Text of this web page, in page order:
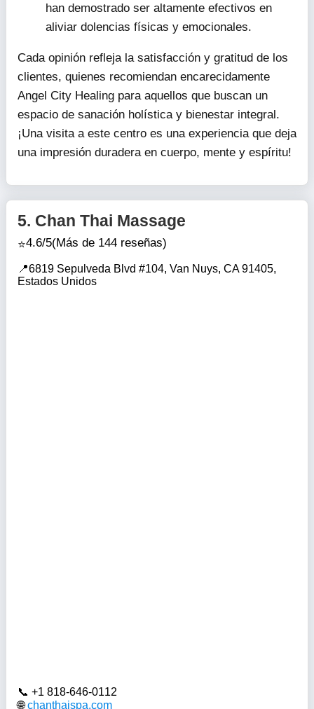
han demostrado ser altamente efectivos en
aliviar dolencias físicas y emocionales.
Cada opinión refleja la satisfacción y gratitud de los
clientes, quienes recomiendan encarecidamente
Angel City Healing para aquellos que buscan un
espacio de sanación holística y bienestar integral.
¡Una visita a este centro es una experiencia que deja
una impresión duradera en cuerpo, mente y espíritu!
+1 818-646-0112
chanthaispa.com
5. Chan Thai Massage
4.6/5(Más de 144 reseñas)
6819 Sepulveda Blvd #104, Van Nuys, CA 91405,
Estados Unidos